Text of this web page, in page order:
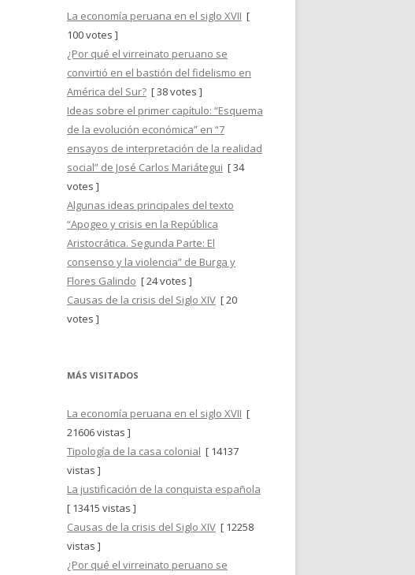
La economía peruana en el siglo XVII [
100 votes ]
¿Por qué el virreinato peruano se
convirtió en el bastión del fidelismo en
América del Sur? [ 38 votes ]
Ideas sobre el primer capítulo: “Esquema
de la evolución económica” en “7
ensayos de interpretación de la realidad
social” de José Carlos Mariátegui [ 34
votes ]
Algunas ideas principales del texto
“Apogeo y crisis en la República
Aristocrática. Segunda Parte: El
consenso y la violencia” de Burga y
Flores Galindo [ 24 votes ]
Causas de la crisis del Siglo XIV [ 20
votes ]
MÁS VISITADOS
La economía peruana en el siglo XVII [
21606 vistas ]
Tipología de la casa colonial [ 14137
vistas ]
La justificación de la conquista española
[ 13415 vistas ]
Causas de la crisis del Siglo XIV [ 12258
vistas ]
¿Por qué el virreinato peruano se